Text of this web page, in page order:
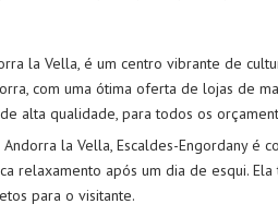
la Vella, é um centro vibrante de
com uma ótima oferta de lojas de
alta qualidade, para todos os
la Vella, Escaldes-Engordany é
relaxamento após um dia de esqui.
para o visitante.